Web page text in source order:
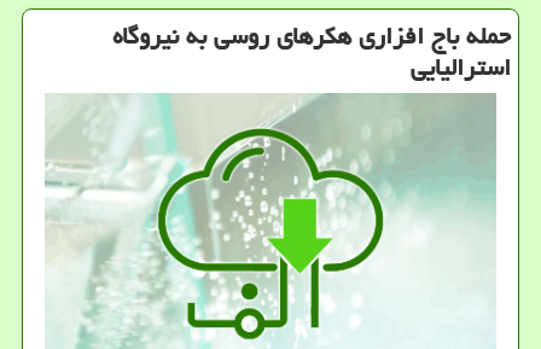
حمله باج افزاری هکرهای روسی به نیروگاه
استرالیایی